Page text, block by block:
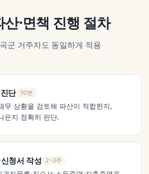
·면책 진행 절차
군 거주자도 동일하게 적용
단 30분
무 상황을 검토해 파산이 적합한지,
은지 정확히 판단.
청서 작성 2~3주